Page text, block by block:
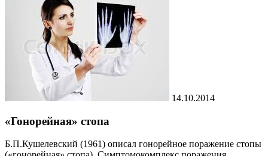
14.10.2014
«Гонорейная» стопа
Б.П.Кушелевский (1961) описал гонорейное поражение стопы